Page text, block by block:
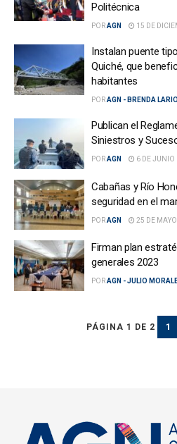
Politécnica
PORAGN 15 DE
Instalan puente
Quiché, que
habitantes
PORAGN - BRENDA
Publican el
Siniestros y
PORAGN 6 DE JUNIO
Cabañas y Río
seguridad en el
PORAGN 25 DE
Firman plan
generales 2023
PORAGN - JULIO
PÁGINA 1 DE 2 1